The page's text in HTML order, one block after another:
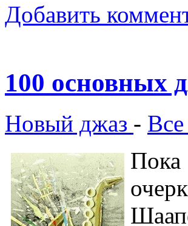
Добавить
100 основных
Новый джаз -
Пока